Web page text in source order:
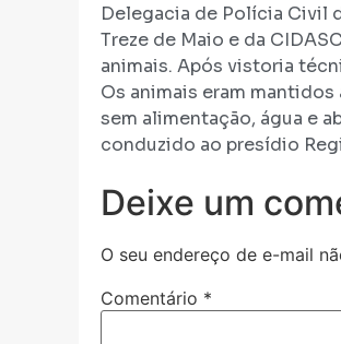
Delegacia de Polícia Civil
Treze de Maio e da
animais. Após vistoria
Os animais eram
sem alimentação, água e
conduzido ao presídio
Deixe um
O seu endereço de e-mail
Comentário *